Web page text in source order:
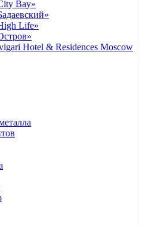
Bay»
Life»
Hotel & Residences Moscow